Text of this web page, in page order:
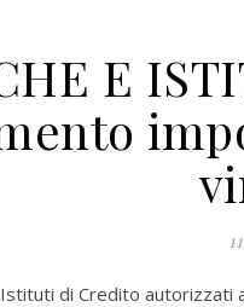
E
Istituti di Credito